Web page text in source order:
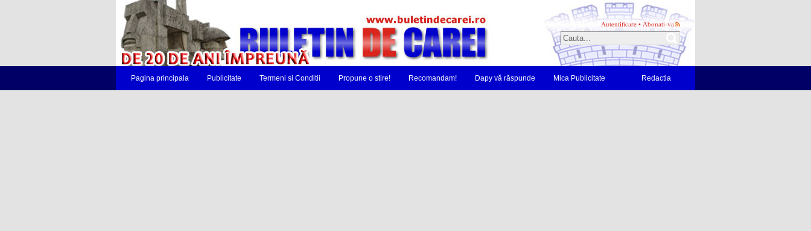
Autentificare • Abonati-va
Pagina principala Publicitate Termeni si Conditii Propune o stire! Recomandam! Dapy vă răspunde Mica Publicitate Redactia